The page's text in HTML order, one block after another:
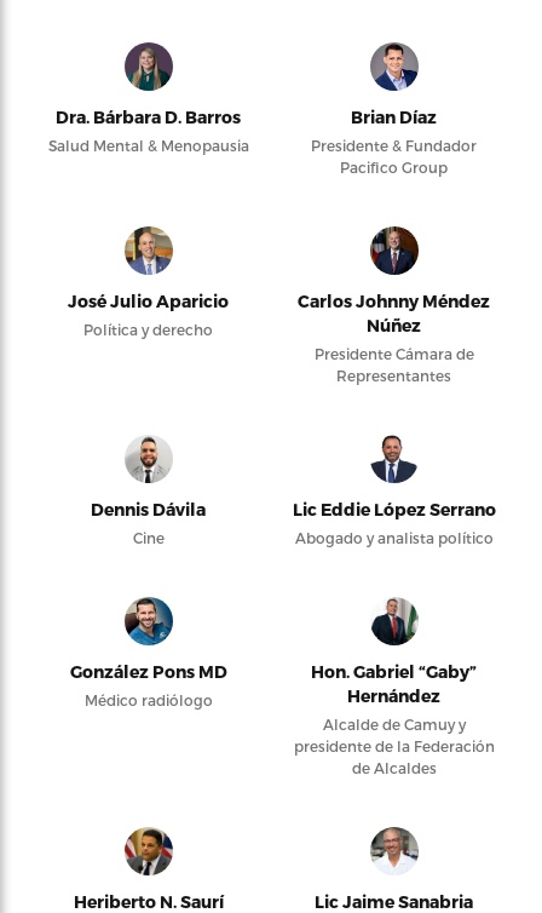
Dra. Bárbara D. Barros
Salud Mental & Menopausia
Brian Díaz
Presidente & Fundador
Pacifico Group
José Julio Aparicio
Política y derecho
Carlos Johnny Méndez
Núñez
Presidente Cámara de
Representantes
Dennis Dávila
Cine
Lic Eddie López Serrano
Abogado y analista político
González Pons MD
Médico radiólogo
Hon. Gabriel “Gaby”
Hernández
Alcalde de Camuy y
presidente de la Federación
de Alcaldes
Heriberto N. Saurí Lic Jaime Sanabria